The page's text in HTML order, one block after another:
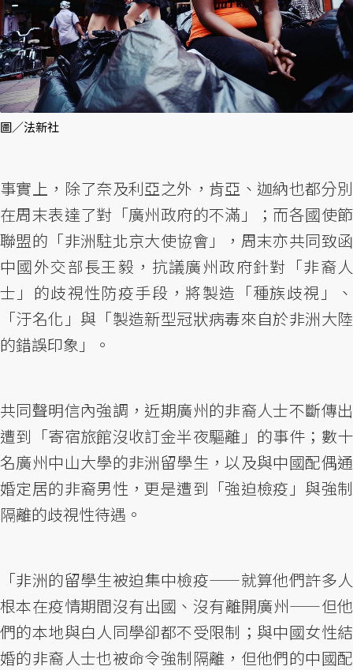
圖／法新社
事實上，除了奈及利亞之外，肯亞、迦納也都分別
在周末表達了對「廣州政府的不滿」；而各國使節
聯盟的「非洲駐北京大使協會」，周末亦共同致函
中國外交部長王毅，抗議廣州政府針對「非裔人
士」的歧視性防疫手段，將製造「種族歧視」、
「汙名化」與「製造新型冠狀病毒來自於非洲大陸
的錯誤印象」。
共同聲明信內強調，近期廣州的非裔人士不斷傳出
遭到「寄宿旅館沒收訂金半夜驅離」的事件；數十
名廣州中山大學的非洲留學生，以及與中國配偶通
婚定居的非裔男性，更是遭到「強迫檢疫」與強制
隔離的歧視性待遇。
「非洲的留學生被迫集中檢疫——就算他們許多人
根本在疫情期間沒有出國、沒有離開廣州——但他
們的本地與白人同學卻都不受限制；與中國女性結
婚的非裔人士也被命令強制隔離，但他們的中國配